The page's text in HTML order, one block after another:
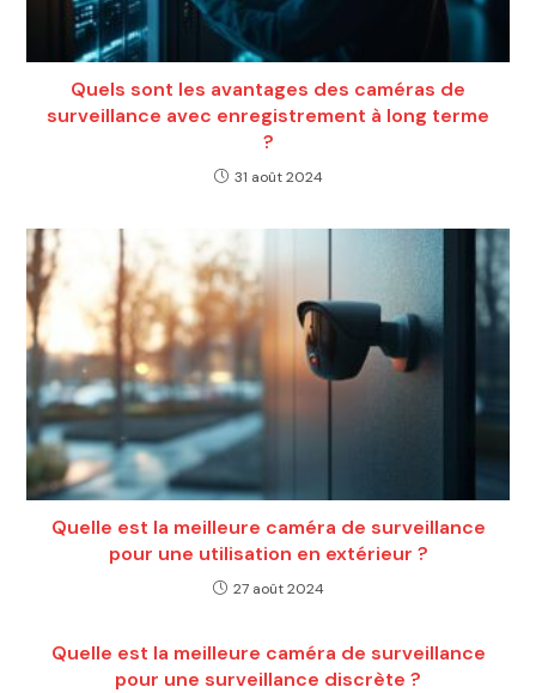
Quels sont les avantages des caméras de
surveillance avec enregistrement à long terme
?
31 août 2024
Quelle est la meilleure caméra de surveillance
pour une utilisation en extérieur ?
27 août 2024
Quelle est la meilleure caméra de surveillance
pour une surveillance discrète ?